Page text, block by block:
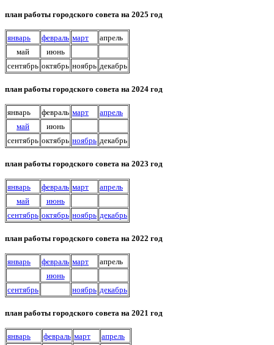
план работы городского совета на 2025 год
январь февраль март
апрель
май
июнь
сентябрь октябрь ноябрь декабрь
план работы городского совета на 2024 год
январь февраль март
апрель
май
июнь
сентябрь октябрь ноябрь декабрь
план работы городского совета на 2023 год
январь февраль март
апрель
май
июнь
сентябрь октябрь ноябрь декабрь
план работы городского совета на 2022 год
январь февраль март
апрель
июнь
сентябрь
ноябрь декабрь
план работы городского совета на 2021 год
январь февраль март
апрель